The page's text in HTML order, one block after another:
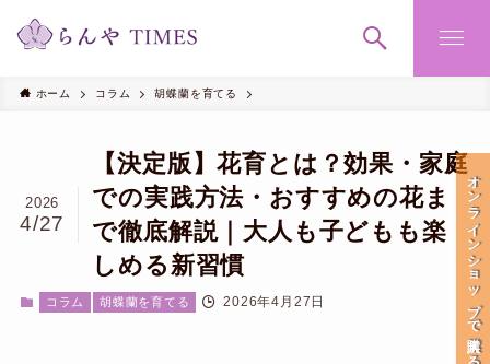
ホーム コラム 胡蝶蘭を育てる
【決定版】花育とは？効果・家庭
での実践方法・おすすめの花ま
で徹底解説｜大人も子どもも楽
しめる新習慣
2026
4/27
コラム 胡蝶蘭を育てる 2026年4月27日 オンラインショップで購入する